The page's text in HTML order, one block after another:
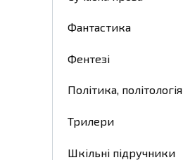
Фантастика
Фентезі
Політика, політологія
Трилери
Шкільні підручники